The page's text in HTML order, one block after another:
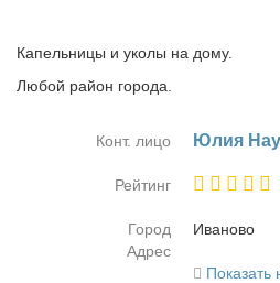
Капельницы и уколы на дому.
Любой район города.
Конт. лицо Юлия
Рейтинг
Город
Ива­но­во
Адрес
Показать